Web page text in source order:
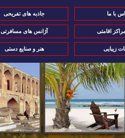
با ما جاذبه های تفریحی
اقامتی آژانس های مسافرتی
زیبایی هنر و صنایع دستی